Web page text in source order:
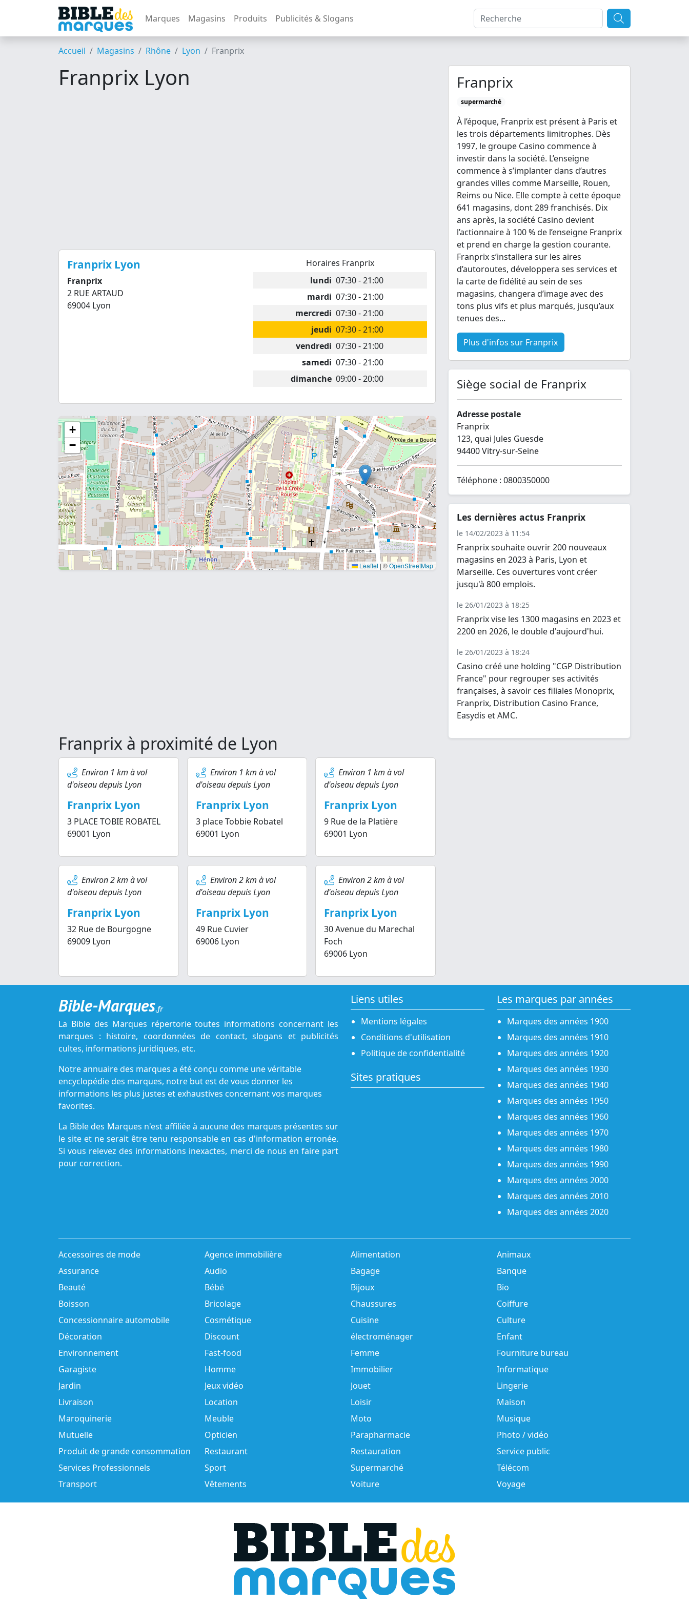
Marques Magasins Produits Publicités & Slogans
Accueil Magasins Rhône Lyon Franprix
Franprix Lyon
Franprix Lyon
Franprix
2 RUE ARTAUD
69004 Lyon
Horaires Franprix
lundi 07:30 - 21:00
mardi 07:30 - 21:00
mercredi 07:30 - 21:00
jeudi 07:30 - 21:00
vendredi 07:30 - 21:00
samedi 07:30 - 21:00
dimanche 09:00 - 20:00
+
−
Leaflet | ©OpenStreetMap
Franprix à proximité de Lyon
Environ 1 km à vol
d'oiseau depuis Lyon
Franprix Lyon
3 PLACE TOBIE ROBATEL
69001 Lyon
Environ 1 km à vol
d'oiseau depuis Lyon
Franprix Lyon
3 place Tobbie Robatel
69001 Lyon
Environ 1 km à vol
d'oiseau depuis Lyon
Franprix Lyon
9 Rue de la Platière
69001 Lyon
Environ 2 km à vol
d'oiseau depuis Lyon
Franprix Lyon
32 Rue de Bourgogne
69009 Lyon
Environ 2 km à vol
d'oiseau depuis Lyon
Franprix Lyon
49 Rue Cuvier
69006 Lyon
Environ 2 km à vol
d'oiseau depuis Lyon
Franprix Lyon
30 Avenue du Marechal
Foch
69006 Lyon
Franprix
supermarché
À l’époque, Franprix est présent à Paris et
les trois départements limitrophes. Dès
1997, le groupe Casino commence à
investir dans la société. L’enseigne
commence à s’implanter dans d’autres
grandes villes comme Marseille, Rouen,
Reims ou Nice. Elle compte à cette époque
641 magasins, dont 289 franchisés. Dix
ans après, la société Casino devient
l’actionnaire à 100 % de l’enseigne Franprix
et prend en charge la gestion courante.
Franprix s’installera sur les aires
d’autoroutes, développera ses services et
la carte de fidélité au sein de ses
magasins, changera d’image avec des
tons plus vifs et plus marqués, jusqu’aux
tenues des...
Plus d'infos sur Franprix
Siège social de Franprix
Adresse postale
Franprix
123, quai Jules Guesde
94400 Vitry-sur-Seine
Téléphone : 0800350000
Les dernières actus Franprix
le 14/02/2023 à 11:54
Franprix souhaite ouvrir 200 nouveaux
magasins en 2023 à Paris, Lyon et
Marseille. Ces ouvertures vont créer
jusqu'à 800 emplois.
le 26/01/2023 à 18:25
Franprix vise les 1300 magasins en 2023 et
2200 en 2026, le double d'aujourd'hui.
le 26/01/2023 à 18:24
Casino créé une holding "CGP Distribution
France" pour regrouper ses activités
françaises, à savoir ces filiales Monoprix,
Franprix, Distribution Casino France,
Easydis et AMC.
Bible-Marques.fr
La Bible des Marques répertorie toutes informations concernant les
marques : histoire, coordonnées de contact, slogans et publicités
cultes, informations juridiques, etc.
Notre annuaire des marques a été conçu comme une véritable
encyclopédie des marques, notre but est de vous donner les
informations les plus justes et exhaustives concernant vos marques
favorites.
La Bible des Marques n'est affiliée à aucune des marques présentes sur
le site et ne serait être tenu responsable en cas d'information erronée.
Si vous relevez des informations inexactes, merci de nous en faire part
pour correction.
Liens utiles
Mentions légales
Conditions d'utilisation
Politique de confidentialité
Sites pratiques
Les marques par années
Marques des années 1900
Marques des années 1910
Marques des années 1920
Marques des années 1930
Marques des années 1940
Marques des années 1950
Marques des années 1960
Marques des années 1970
Marques des années 1980
Marques des années 1990
Marques des années 2000
Marques des années 2010
Marques des années 2020
Accessoires de mode Agence immobilière Alimentation
Animaux
Assurance
Audio Bagage
Banque
Beauté
Bébé Bijoux
Bio
Boisson
Bricolage Chaussures
Coiffure
Concessionnaire automobile
Cosmétique Cuisine
Culture
Décoration
Discount électroménager
Enfant
Environnement
Fast-food Femme
Fourniture bureau
Garagiste
Homme Immobilier
Informatique
Jardin
Jeux vidéo Jouet
Lingerie
Livraison
Location Loisir
Maison
Maroquinerie
Meuble Moto
Musique
Mutuelle
Opticien Parapharmacie
Photo / vidéo
Produit de grande consommation
Restaurant Restauration
Service public
Services Professionnels
Sport Supermarché
Télécom
Transport
Vêtements Voiture Voyage